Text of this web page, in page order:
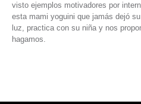
visto ejemplos motivadores por
esta mami yoguini que jamás dejó
luz, practica con su niña y nos
hagamos.